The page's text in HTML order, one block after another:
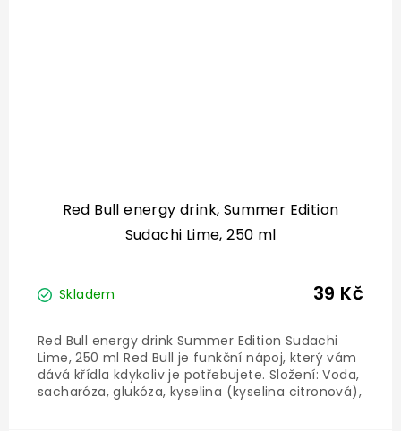
Red Bull energy drink, Summer Edition
Sudachi Lime, 250 ml
Skladem 39 Kč
Red Bull energy drink Summer Edition Sudachi
Lime, 250 ml Red Bull je funkční nápoj, který vám
dává křídla kdykoliv je potřebujete. Složení: Voda,
sacharóza, glukóza, kyselina (kyselina citronová),